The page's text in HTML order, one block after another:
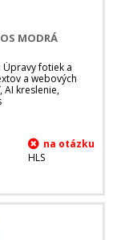
MODRÁ
Úpravy fotiek a
a webových
AI kreslenie,
HLS